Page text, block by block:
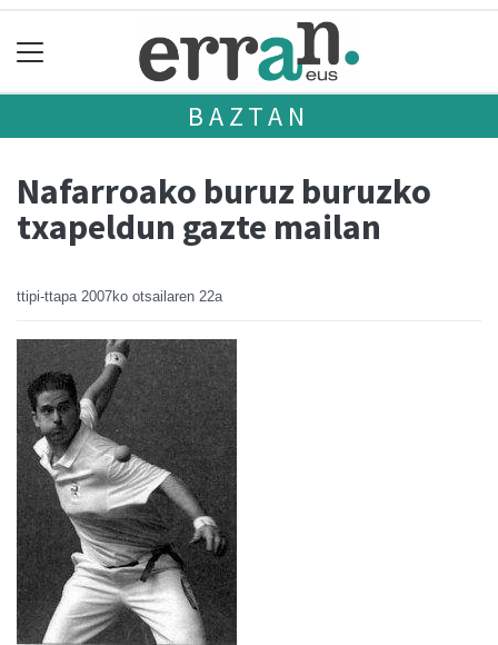
BAZTAN
Nafarroako buruz buruzko
txapeldun gazte mailan
ttipi-ttapa 2007ko otsailaren 22a